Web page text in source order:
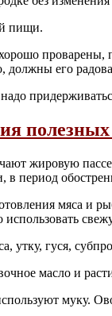
пищи.
проварены,
его
жировую
период
мяса и
утку, гуся,
масло и
муку.